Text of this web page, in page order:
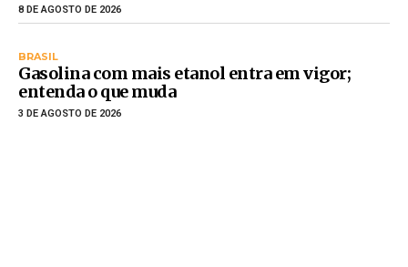
8 DE AGOSTO DE 2026
BRASIL
Gasolina com mais etanol entra em vigor;
entenda o que muda
3 DE AGOSTO DE 2026